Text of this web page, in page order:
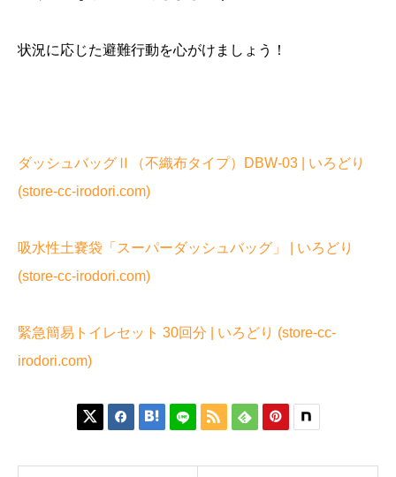
状況に応じた避難行動を心がけましょう！
ダッシュバッグⅡ（不織布タイプ）DBW-03 | いろどり
(store-cc-irodori.com)
吸水性土嚢袋「スーパーダッシュバッグ」 | いろどり
(store-cc-irodori.com)
緊急簡易トイレセット 30回分 | いろどり (store-cc-
irodori.com)
     